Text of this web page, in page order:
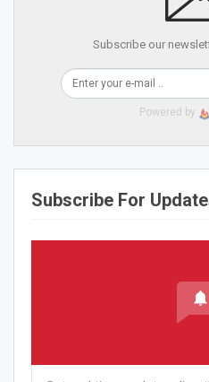
Subscribe our
Powered by
Subscribe For